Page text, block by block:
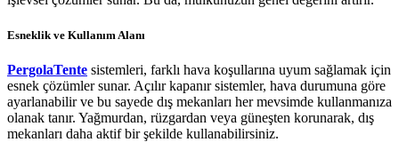
Esneklik ve Kullanım Alanı
PergolaTente sistemleri, farklı hava koşullarına uyum sağlamak için
esnek çözümler sunar. Açılır kapanır sistemler, hava durumuna göre
ayarlanabilir ve bu sayede dış mekanları her mevsimde kullanmanıza
olanak tanır. Yağmurdan, rüzgardan veya güneşten korunarak, dış
mekanları daha aktif bir şekilde kullanabilirsiniz.